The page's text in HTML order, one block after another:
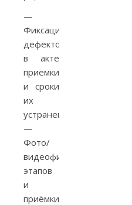
—
Фиксация
дефектов
в акте
приёмки
и сроки
их
устранения.
—
Фото/
видеофиксация
этапов
и
приёмки.